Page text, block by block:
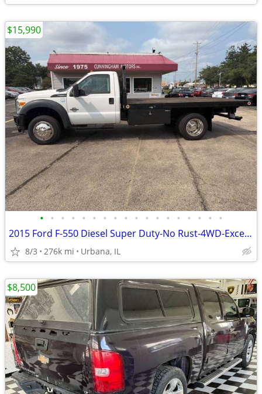
• • • • • • • • • • • • • • • • • •
2015 Ford F-550 Diesel Super Duty-No Rust-4WD-Excellent Condition
8/3 276k mi Urbana, IL
$15,990
$8,500